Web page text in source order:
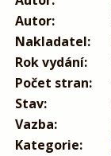
Autor:
Nakladatel:
Rok vydání:
Počet stran:
Stav:
Vazba:
Kategorie: